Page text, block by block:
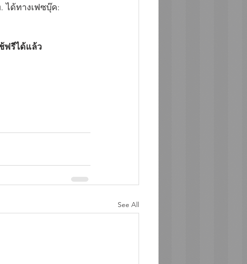
ได้ทางเฟซบุ๊ค:
ฟรีได้แล้ว
See All